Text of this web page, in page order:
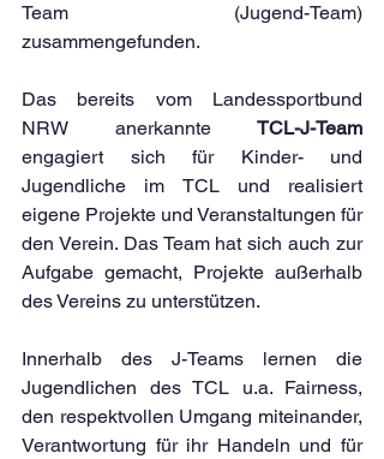
Team (Jugend-Team)
zusammengefunden.
Das bereits vom Landessportbund
NRW anerkannte TCL-J-Team
engagiert sich für Kinder- und
Jugendliche im TCL und realisiert
eigene Projekte und Veranstaltungen für
den Verein. Das Team hat sich auch zur
Aufgabe gemacht, Projekte außerhalb
des Vereins zu unterstützen.
Innerhalb des J-Teams lernen die
Jugendlichen des TCL u.a. Fairness,
den respektvollen Umgang miteinander,
Verantwortung für ihr Handeln und für